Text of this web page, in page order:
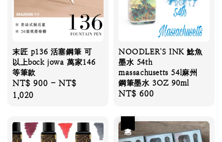
末匠 p136 活塞鋼筆 可
以上bock jowa 萬家146
等筆款
Regular
price
NT$ 900 -NT$
1,020
NOODLER'S INK 鯰魚
墨水 54th
massachusetts 54l麻州
鋼筆墨水 3OZ 90ml
Regular
NT$ 600